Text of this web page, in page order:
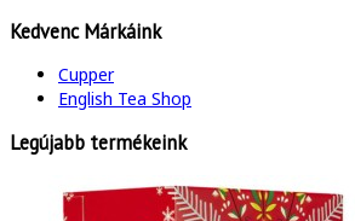
Kedvenc Márkáink
Cupper
English Tea Shop
Legújabb termékeink